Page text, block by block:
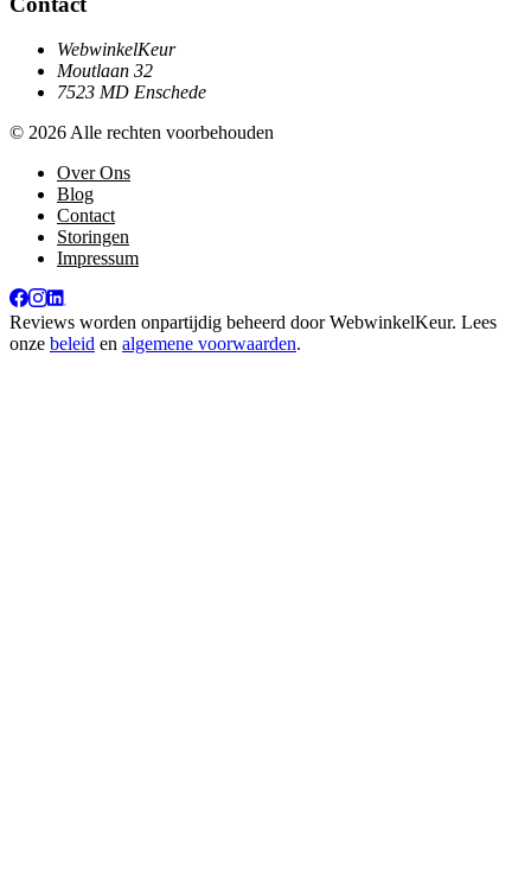
WebwinkelKeur
Moutlaan 32
7523 MD Enschede
© 2026 Alle rechten voorbehouden
Over Ons
Blog
Contact
Storingen
Impressum
Reviews worden onpartijdig beheerd doorWebwinkelKeur. Lees
onze beleid en algemene voorwaarden.